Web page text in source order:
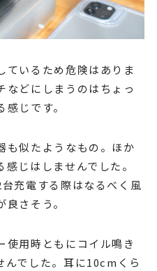
ているため危険はありま
などにしまうのはちょっ
じです。
も似たようなもの。ほか
じはしませんでした。
充電する際はなるべく風
さそう。
使用時ともにコイル鳴き
んでした。耳に10cmくら